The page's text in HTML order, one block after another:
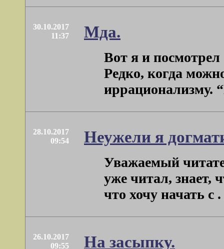
30.10.2017
11:37
Мда.
Вот я и
Редко, когда
иррационализму.
28.10.2017
09:54
Неужели я
Уважаемый
уже читал, знает,
что хочу начать с .
26.10.2017
09:55
На засыпку.